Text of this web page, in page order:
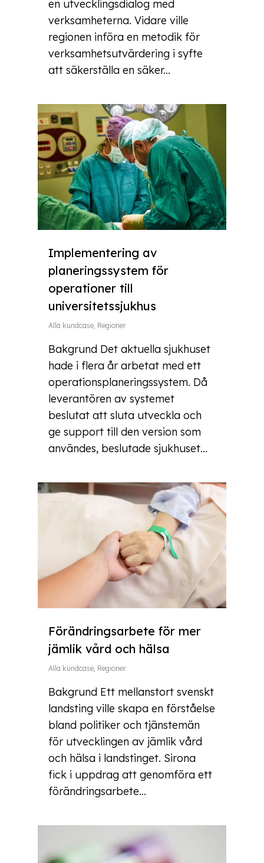
en utvecklingsdialog med
verksamheterna. Vidare ville
regionen införa en metodik för
verksamhetsutvärdering i syfte
att säkerställa en säker...
Implementering av
planeringssystem för
operationer till
universitetssjukhus
Alla kundcase Regioner
Bakgrund Det aktuella sjukhuset
hade i flera år arbetat med ett
operationsplaneringssystem. Då
leverantören av systemet
beslutat att sluta utveckla och
ge support till den version som
användes, beslutade sjukhuset...
Förändringsarbete för mer
jämlik vård och hälsa
Alla kundcase Regioner
Bakgrund Ett mellanstort svenskt
landsting ville skapa en förståelse
bland politiker och tjänstemän
för utvecklingen av jämlik vård
och hälsa i landstinget. Sirona
fick i uppdrag att genomföra ett
förändringsarbete...